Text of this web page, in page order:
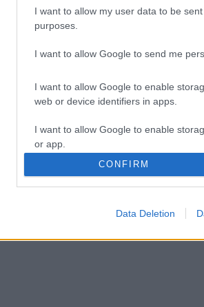
I want to allow my user data to be
purposes.
I want to allow Google to send me
I want to allow Google to enable
web or device identifiers in apps.
I want to allow Google to enable
or app.
I want to allow Google to enable
I want to allow Google to enable
authentication functionality and fraud
CONFIRM
Data Deletion